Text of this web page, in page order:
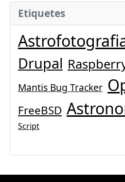
Etiquetes
Drupal
Mantis Bug Tracker
FreeBSD
Script